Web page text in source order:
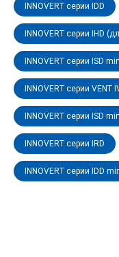
INNOVERT серии IDD
INNOVERT серии IHD
INNOVERT серии ISD
INNOVERT серии VENT
INNOVERT серии ISD
INNOVERT серии IRD
INNOVERT серии IDD